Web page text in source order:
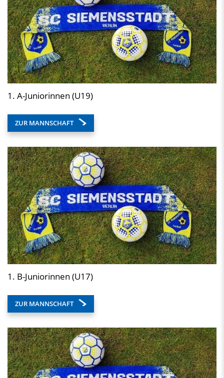
1. A-Juniorinnen (U19)
ZUR MANNSCHAFT
1. B-Juniorinnen (U17)
ZUR MANNSCHAFT